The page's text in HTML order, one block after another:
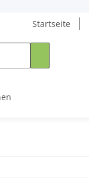
Startseite